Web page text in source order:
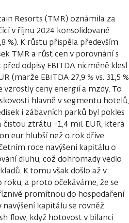
Resorts (TMR) oznámila za
v říjnu 2024 konsolidované
%). K růstu přispěla především
TMR a růst cen v porovnání s
odpisy EBITDA nicméně klesl
(marže EBITDA 27,9 % vs. 31,5 %
ceny energií a mzdy. To
hlavně v segmentu hotelů,
i zábavních parků byl pokles
čistou ztrátu -1,4 mil. EUR, která
eur hlubší než o rok dříve.
roce navýšení kapitálu o
dluhu, což dohromady vedlo
K tomu však došlo až v
a proto očekáváme, že se
promítnou do hospodaření
navýšení kapitálu se rovněž
flow, když hotovost v bilanci